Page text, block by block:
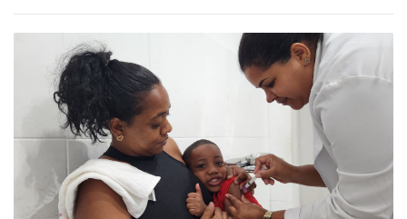
2024
Desenvolvido
Tecnologia
Sistemas